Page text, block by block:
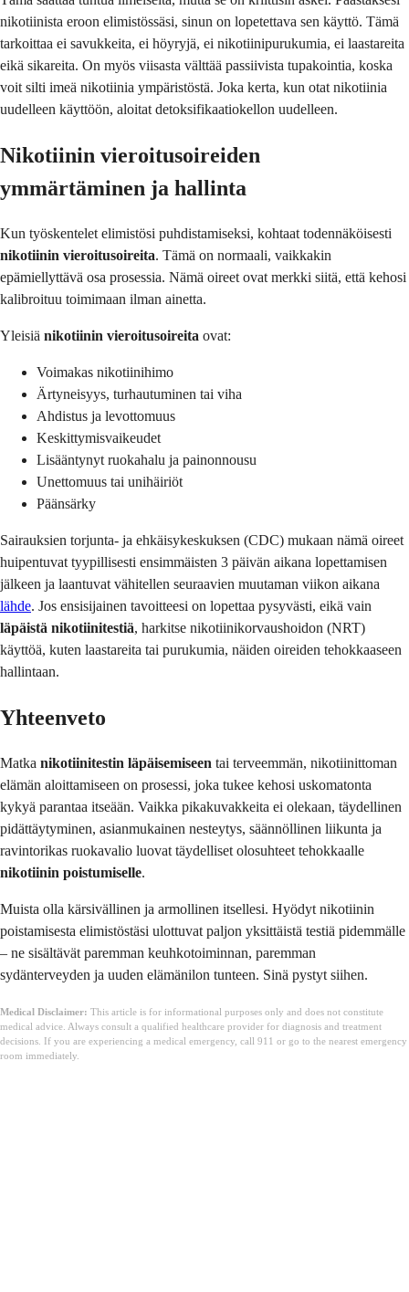
nikotiinista eroon elimistössäsi, sinun on lopetettava sen käyttö. Tämä
tarkoittaa ei savukkeita, ei höyryjä, ei nikotiinipurukumia, ei laastareita
eikä sikareita. On myös viisasta välttää passiivista tupakointia, koska
voit silti imeä nikotiinia ympäristöstä. Joka kerta, kun otat nikotiinia
uudelleen käyttöön, aloitat detoksifikaatiokellon uudelleen.
Nikotiinin vieroitusoireiden
ymmärtäminen ja hallinta
Kun työskentelet elimistösi puhdistamiseksi, kohtaat todennäköisesti
nikotiinin vieroitusoireita. Tämä on normaali, vaikkakin
epämiellyttävä osa prosessia. Nämä oireet ovat merkki siitä, että kehosi
kalibroituu toimimaan ilman ainetta.
Yleisiä nikotiinin vieroitusoireita ovat:
Voimakas nikotiinihimo
Ärtyneisyys, turhautuminen tai viha
Ahdistus ja levottomuus
Keskittymisvaikeudet
Lisääntynyt ruokahalu ja painonnousu
Unettomuus tai unihäiriöt
Päänsärky
Sairauksien torjunta- ja ehkäisykeskuksen (CDC) mukaan nämä oireet
huipentuvat tyypillisesti ensimmäisten 3 päivän aikana lopettamisen
jälkeen ja laantuvat vähitellen seuraavien muutaman viikon aikana
lähde. Jos ensisijainen tavoitteesi on lopettaa pysyvästi, eikä vain
läpäistä nikotiinitestiä, harkitse nikotiinikorvaushoidon (NRT)
käyttöä, kuten laastareita tai purukumia, näiden oireiden tehokkaaseen
hallintaan.
Yhteenveto
Matka nikotiinitestin läpäisemiseen tai terveemmän, nikotiinittoman
elämän aloittamiseen on prosessi, joka tukee kehosi uskomatonta
kykyä parantaa itseään. Vaikka pikakuvakkeita ei olekaan, täydellinen
pidättäytyminen, asianmukainen nesteytys, säännöllinen liikunta ja
ravintorikas ruokavalio luovat täydelliset olosuhteet tehokkaalle
nikotiinin poistumiselle.
Muista olla kärsivällinen ja armollinen itsellesi. Hyödyt nikotiinin
poistamisesta elimistöstäsi ulottuvat paljon yksittäistä testiä pidemmälle
– ne sisältävät paremman keuhkotoiminnan, paremman
sydänterveyden ja uuden elämänilon tunteen. Sinä pystyt siihen.
Medical Disclaimer: This article is for informational purposes only and does not constitute
medical advice. Always consult a qualified healthcare provider for diagnosis and treatment
decisions. If you are experiencing a medical emergency, call 911 or go to the nearest emergency
room immediately.